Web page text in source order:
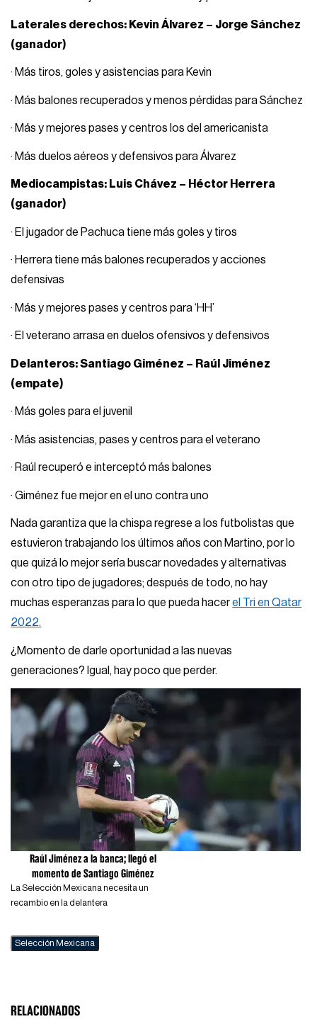
Laterales derechos: Kevin Álvarez – Jorge Sánchez
(ganador)
· Más tiros, goles y asistencias para Kevin
· Más balones recuperados y menos pérdidas para Sánchez
· Más y mejores pases y centros los del americanista
· Más duelos aéreos y defensivos para Álvarez
Mediocampistas: Luis Chávez – Héctor Herrera
(ganador)
· El jugador de Pachuca tiene más goles y tiros
· Herrera tiene más balones recuperados y acciones
defensivas
· Más y mejores pases y centros para ‘HH’
· El veterano arrasa en duelos ofensivos y defensivos
Delanteros: Santiago Giménez – Raúl Jiménez
(empate)
· Más goles para el juvenil
· Más asistencias, pases y centros para el veterano
· Raúl recuperó e interceptó más balones
· Giménez fue mejor en el uno contra uno
Nada garantiza que la chispa regrese a los futbolistas que
estuvieron trabajando los últimos años con Martino, por lo
que quizá lo mejor sería buscar novedades y alternativas
con otro tipo de jugadores; después de todo, no hay
muchas esperanzas para lo que pueda hacerel Tri en Qatar
2022.
¿Momento de darle oportunidad a las nuevas
generaciones? Igual, hay poco que perder.
Raúl Jiménez a la banca; llegó el
momento de Santiago Giménez
La Selección Mexicana necesita un
recambio en la delantera
Selección Mexicana
RELACIONADOS